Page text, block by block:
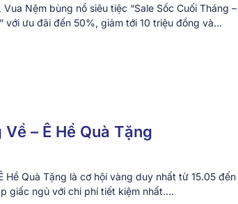
Nệm bùng nổ siêu tiệc “Sale Sốc Cuối Tháng
với ưu đãi đến 50%, giảm tới 10 triệu đồng và…
Về – Ê Hề Quà Tặng
Hề Quà Tặng là cơ hội vàng duy nhất từ 15.05 đến
giấc ngủ với chi phí tiết kiệm nhất….